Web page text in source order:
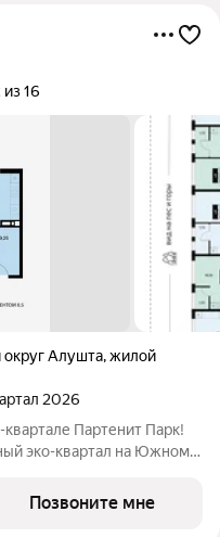
16
Алушта,жилой
2026
Партенит Парк!
лесов и виноградников.
Позвоните мне